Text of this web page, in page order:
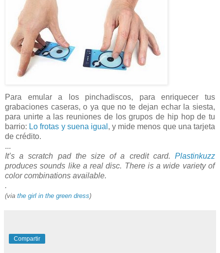
Para emular a los pinchadiscos, para enriquecer tus
grabaciones caseras, o ya que no te dejan echar la siesta,
para unirte a las reuniones de los grupos de hip hop de tu
barrio: Lo frotas y suena igual , y mide menos que una tarjeta
de crédito.
...
It’s a scratch pad the size of a credit card. Plastinkuzz
produces sounds like a real disc. There is a wide variety of
color combinations available.
.
(via the girl in the green dress)
Compartir